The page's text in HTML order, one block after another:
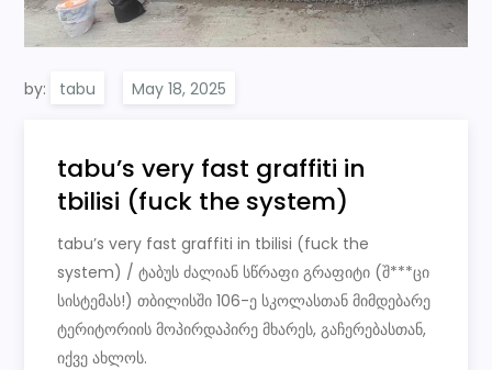
by: tabu
tabu’s very fast graffiti in
tbilisi (fuck the system)
tabu’s very fast graffiti in tbilisi (fuck the
system) / ტაბუს ძალიან სწრაფი გრაფიტი (შ***ცი
სისტემას!) თბილისში 106-ე სკოლასთან მიმდებარე
ტერიტორიის მოპირდაპირე მხარეს, გაჩერებასთან,
იქვე ახლოს.